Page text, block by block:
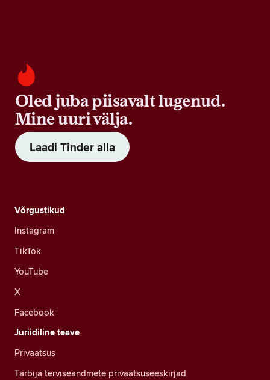
Oled juba piisavalt lugenud.
Mine uuri välja.
Laadi Tinder alla
Võrgustikud
Instagram
TikTok
YouTube
X
Facebook
Juriidiline teave
Privaatsus
Tarbija terviseandmete privaatsuseeskirjad